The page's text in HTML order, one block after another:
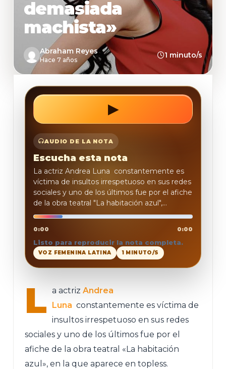
demasiada
machista»
Abraham Reyes
Hace 7 años
1 minuto/s
▶REPRODUCIR
AUDIO DE LA NOTA
Escucha esta nota
La actriz Andrea Luna constantemente es
víctima de insultos irrespetuoso en sus redes
sociales y uno de los últimos fue por el afiche
de la obra teatral "La habitación azul",...
0:00 0:00
Listo para reproducir la nota completa.
VOZ FEMENINA LATINA 1 MINUTO/S
L a actriz Andrea
Luna constantemente es víctima de
insultos irrespetuoso en sus redes
sociales y uno de los últimos fue por el
afiche de la obra teatral «La habitación
azul», en la que aparece en topless.